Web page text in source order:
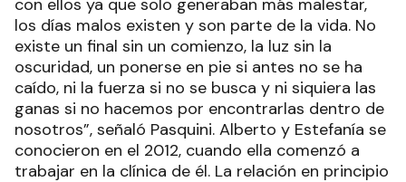
con ellos ya que solo generaban más malestar,
los días malos existen y son parte de la vida. No
existe un final sin un comienzo, la luz sin la
oscuridad, un ponerse en pie si antes no se ha
caído, ni la fuerza si no se busca y ni siquiera las
ganas si no hacemos por encontrarlas dentro de
nosotros”, señaló Pasquini. Alberto y Estefanía se
conocieron en el 2012, cuando ella comenzó a
trabajar en la clínica de él. La relación en principio